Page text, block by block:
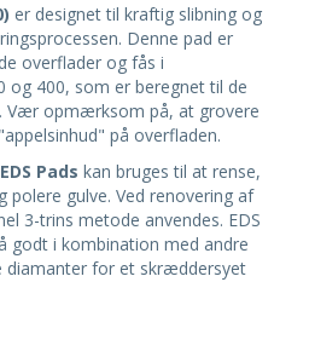
er designet til kraftig slibning og
Denne pad er
overflader og fås i
og 400, som er beregnet til de
Vær opmærksom på, at grovere
på overfladen.
EDS Pads kan bruges til at rense,
polere gulve. Ved renovering af
3-trins metode anvendes. EDS
godt i kombination med andre
diamanter for et skræddersyet